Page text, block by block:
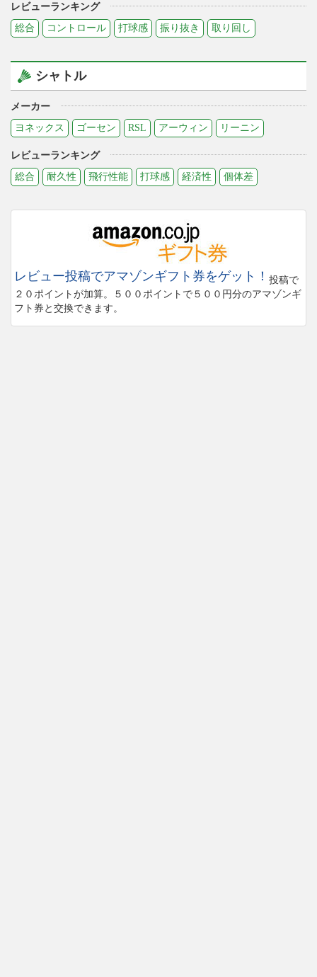
レビューランキング
総合
コントロール 打球感 振り抜き 取り回し
シャトル
メーカー
ヨネックス
ゴーセン RSL アーウィン リーニン
レビューランキング
総合
耐久性 飛行性能 打球感 経済性 個体差
レビュー投稿でアマゾンギフト券をゲット！ 投稿で
２０ポイントが加算。５００ポイントで５００円分のアマゾンギ
フト券と交換できます。